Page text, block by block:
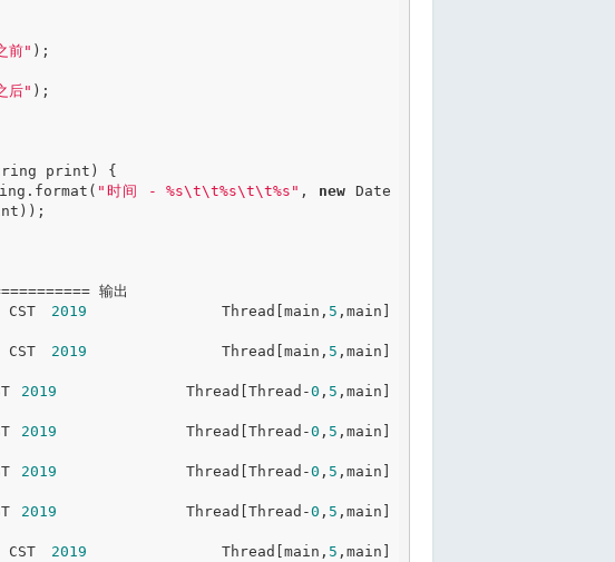
前" );
后" );
print) {
"时间 - %s\t\t%s\t\t%s" , new Date
输出
CST 2019
		Thread[main,
5 ,main]
CST 2019
		Thread[main,
5 ,main]
2019
		Thread[Thread-
0 , 5 ,main]
2019
		Thread[Thread-
0 , 5 ,main]
2019
		Thread[Thread-
0 , 5 ,main]
2019
		Thread[Thread-
0 , 5 ,main]
CST 2019
		Thread[main,
5 ,main]